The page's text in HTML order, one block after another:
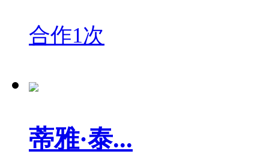
合作1次
蒂雅·泰...